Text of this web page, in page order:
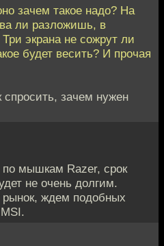
зачем такое надо? На
ли разложишь, в
экрана не сожрут ли
будет весить? И прочая
спросить, зачем нужен
мышкам Razer, срок
не очень долгим.
рынок, ждем подобных